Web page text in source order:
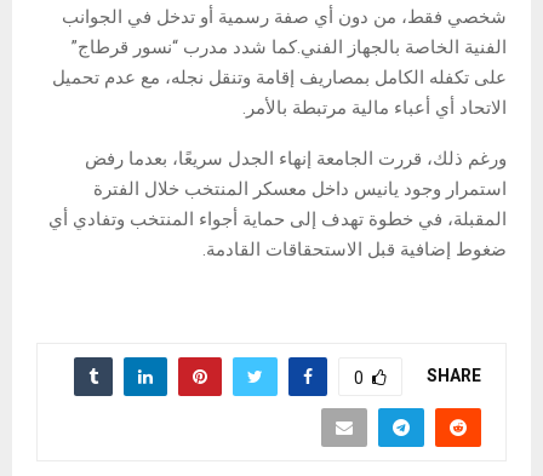
شخصي فقط، من دون أي صفة رسمية أو تدخل في الجوانب
الفنية الخاصة بالجهاز الفني.كما شدد مدرب “نسور قرطاج”
على تكفله الكامل بمصاريف إقامة وتنقل نجله، مع عدم تحميل
الاتحاد أي أعباء مالية مرتبطة بالأمر.
ورغم ذلك، قررت الجامعة إنهاء الجدل سريعًا، بعدما رفض
استمرار وجود يانيس داخل معسكر المنتخب خلال الفترة
المقبلة، في خطوة تهدف إلى حماية أجواء المنتخب وتفادي أي
ضغوط إضافية قبل الاستحقاقات القادمة.
SHARE
0